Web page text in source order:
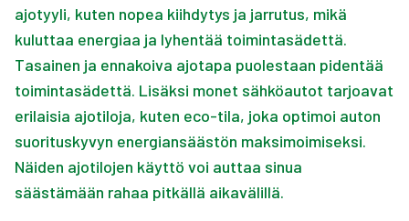
ajotyyli, kuten nopea kiihdytys ja jarrutus, mikä
kuluttaa energiaa ja lyhentää toimintasädettä.
Tasainen ja ennakoiva ajotapa puolestaan pidentää
toimintasädettä. Lisäksi monet sähköautot tarjoavat
erilaisia ajotiloja, kuten eco-tila, joka optimoi auton
suorituskyvyn energiansäästön maksimoimiseksi.
Näiden ajotilojen käyttö voi auttaa sinua
säästämään rahaa pitkällä aikavälillä.